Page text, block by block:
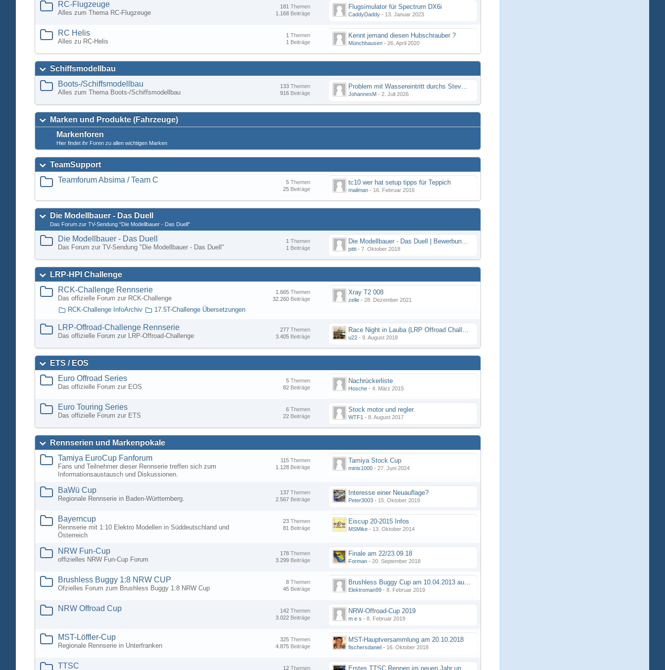
RC-Flugzeuge
Alles zum Thema RC-Flugzeuge
Themen
181
Beiträge
1.168
Flugsimulator für Spectrum DX6i
CaddyDaddy - 13. Januar 2023
RC Helis
Alles zu RC-Helis
Themen
1
Beiträge
1
Kennt jemand diesen Hubschrauber ?
Münchhausen - 26. April 2020
Schiffsmodellbau
Boots-/Schiffsmodellbau
Alles zum Thema Boots-/Schiffsmodellbau
Themen
133
Beiträge
916
Problem mit Wassereintritt durchs Stevenrohr beim Rennboot
JohannesM - 2. Juli 2026
Marken und Produkte (Fahrzeuge)
Markenforen
Hier findet ihr Foren zu allen wichtigen Marken
TeamSupport
Teamforum Absima / Team C
Themen
5
Beiträge
25
tc10 wer hat setup tipps für Teppich
mailman - 16. Februar 2016
Die Modellbauer - Das Duell
Das Forum zur TV-Sendung "Die Modellbauer - Das Duell"
Die Modellbauer - Das Duell
Das Forum zur TV-Sendung "Die Modellbauer - Das Duell"
Themen
1
Beiträge
1
Die Modellbauer - Das Duell | Bewerbung für neue Staffel bei DMAX *Werbung*
pitti - 7. Oktober 2018
LRP-HPI Challenge
RCK-Challenge Rennserie
Das offizielle Forum zur RCK-Challenge
Themen
1.665
Beiträge
32.260
Xray T2 008
zelle - 28. Dezember 2021
RCK-Challenge InfoArchiv 17.5T-Challenge Übersetzungen
LRP-Offroad-Challenge Rennserie
Das offizielle Forum zur LRP-Offroad-Challenge
Themen
277
Beiträge
3.405
Race Night in Lauba (LRP Offroad Challenge und freie Klassen) 25/26.08
u22 - 9. August 2018
ETS / EOS
Euro Offroad Series
Das offizielle Forum zur EOS
Themen
5
Beiträge
82
Nachrückerliste
Hosche - 4. März 2015
Euro Touring Series
Das offizielle Forum zur ETS
Themen
6
Beiträge
22
Stock motor und regler.
WTF1 - 8. August 2017
Rennserien und Markenpokale
Tamiya EuroCup Fanforum
Fans und Teilnehmer dieser Rennserie treffen sich zum
Informationsaustausch und Diskussionen.
Themen
115
Beiträge
1.128
Tamiya Stock Cup
minis1000 - 27. Juni 2024
BaWü Cup
Regionale Rennserie in Baden-Württemberg.
Themen
137
Beiträge
2.567
Interesse einer Neuauflage?
Peter3003 - 15. Oktober 2019
Bayerncup
Rennserie mit 1:10 Elektro Modellen in Süddeutschland und
Österreich
Themen
23
Beiträge
81
Eiscup 20-2015 Infos
MSMike - 13. Oktober 2014
NRW Fun-Cup
offizielles NRW Fun-Cup Forum
Themen
178
Beiträge
3.299
Finale am 22/23.09.18
Forman - 20. September 2018
Brushless Buggy 1:8 NRW CUP
Ofzielles Forum zum Brushless Buggy 1:8 NRW Cup
Themen
8
Beiträge
45
Brushless Buggy Cup am 10.04.2013 auf der Intermodellbau in Dortmund
Elektroman99 - 8. Februar 2019
NRW Offroad Cup Themen
142
Beiträge
3.022
NRW-Offroad-Cup 2019
m e s - 8. Februar 2019
MST-Löffler-Cup
Regionale Rennserie in Unterfranken
Themen
325
Beiträge
4.875
MST-Hauptversammlung am 20.10.2018
fischersdaniel - 16. Oktober 2018
TTSC Themen
12